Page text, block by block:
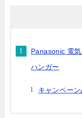
Panasonic 電
ハンガー
キャンペーン